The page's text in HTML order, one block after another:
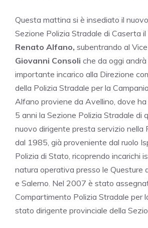
Questa mattina si è insediato il
Sezione Polizia Stradale di Caserta
Renato Alfano, subentrando al
Giovanni Consoli che da oggi
importante incarico alla Direzione
della Polizia Stradale per la
Alfano proviene da Avellino, dove
5 anni la Sezione Polizia Stradale di
nuovo dirigente presta servizio nella
dal 1985, già proveniente dal ruolo
Polizia di Stato, ricoprendo incarichi
natura operativa presso le Questure
e Salerno. Nel 2007 è stato
Compartimento Polizia Stradale per
stato dirigente provinciale della